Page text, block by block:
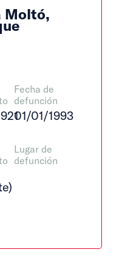
Moltó,
Fecha de
defunción
01/01/1993
Lugar de
defunción